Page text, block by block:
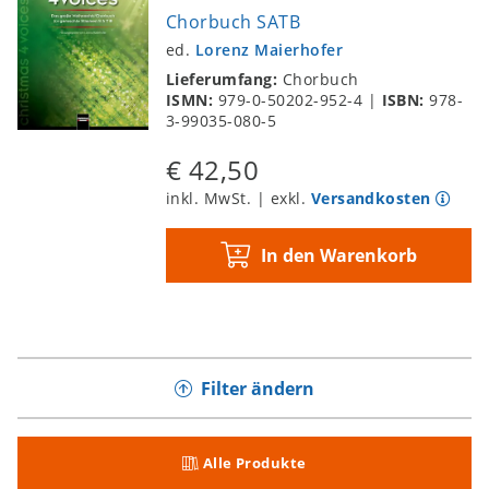
Leise rieselt der Schnee
Nightwind Lullaby
Magic is the Christmas Day
Joyful Christmas Eve
Santa Baby
Last Christmas
Go, Tell It on the Mountain
Christmas Lullaby
On a Cheerful Christmas Eve (Good
Christmas has Come
Weihnacht, bitte wenden
Salamu Mama Maria (African Ave Maria)
Chorbuch SATB
ed. Lorenz Maierhofer
Lieferumfang: Chorbuch
ISMN: 979-0-50202-952-4 | ISBN:978-
3-99035-080-5
€ 42,50
inkl. MwSt. | exkl. Versandkosten
In den Warenkorb
Filter ändern
Alle Produkte